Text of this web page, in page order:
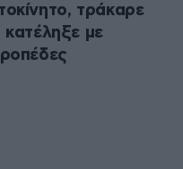
τράκαρε
κατέληξε με